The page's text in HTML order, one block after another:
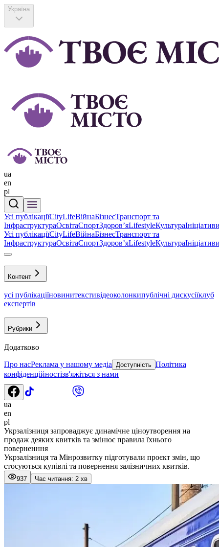
Україна
ua
en
pl
Усі публікаціїCityLifeВійнаБізнесТранспорт та
ІнфраструктураОсвітаСпортЗдоровʼяLifestyleКультура
Усі публікаціїCityLifeВійнаБізнесТранспорт та
ІнфраструктураОсвітаСпортЗдоровʼяLifestyleКультура
Контент
усі публікаціїновинитекстивідеоколонкипублічні дискусіїклуб
експертів
Рубрики
Додатково
Про насРеклама у нашому медіа Доступність Політика
конфіденційностізв'яжіться з нами
ua
en
pl
Укрзалізниця запроваджує динамічне ціноутворення на
продаж деяких квитків та змінює правила їхнього
поверненння
Укрзалізниця та Мінрозвитку підготували проєкт змін, що
стосуються купівлі та повернення залізничних квитків.
937 Час читання: 2 хв